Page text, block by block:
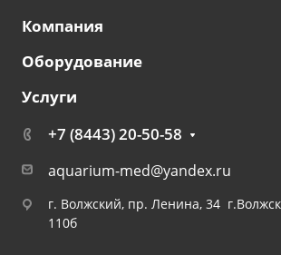
Компания
Оборудование
Услуги
+7 (8443) 20-50-58
aquarium-med@yandex.ru
г. Волжский, пр. Ленина, 34
110б